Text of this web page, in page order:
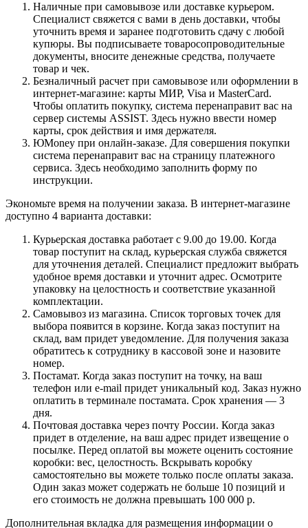
Наличные при самовывозе или доставке курьером.
Специалист свяжется с вами в день доставки, чтобы
уточнить время и заранее подготовить сдачу с любой
купюры. Вы подписываете товаросопроводительные
документы, вносите денежные средства, получаете
товар и чек.
Безналичный расчет при самовывозе или оформлении в
интернет-магазине: карты МИР, Visa и MasterCard.
Чтобы оплатить покупку, система перенаправит вас на
сервер системы ASSIST. Здесь нужно ввести номер
карты, срок действия и имя держателя.
ЮMoney при онлайн-заказе. Для совершения покупки
система перенаправит вас на страницу платежного
сервиса. Здесь необходимо заполнить форму по
инструкции.
Экономьте время на получении заказа. В интернет-магазине
доступно 4 варианта доставки:
Курьерская доставка работает с 9.00 до 19.00. Когда
товар поступит на склад, курьерская служба свяжется
для уточнения деталей. Специалист предложит выбрать
удобное время доставки и уточнит адрес. Осмотрите
упаковку на целостность и соответствие указанной
комплектации.
Самовывоз из магазина. Список торговых точек для
выбора появится в корзине. Когда заказ поступит на
склад, вам придет уведомление. Для получения заказа
обратитесь к сотруднику в кассовой зоне и назовите
номер.
Постамат. Когда заказ поступит на точку, на ваш
телефон или e-mail придет уникальный код. Заказ нужно
оплатить в терминале постамата. Срок хранения — 3
дня.
Почтовая доставка через почту России. Когда заказ
придет в отделение, на ваш адрес придет извещение о
посылке. Перед оплатой вы можете оценить состояние
коробки: вес, целостность. Вскрывать коробку
самостоятельно вы можете только после оплаты заказа.
Один заказ может содержать не больше 10 позиций и
его стоимость не должна превышать 100 000 р.
Дополнительная вкладка для размещения информации о